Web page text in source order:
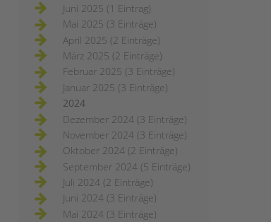
Juni 2025 (1 Eintrag)
Mai 2025 (3 Einträge)
April 2025 (2 Einträge)
März 2025 (2 Einträge)
Februar 2025 (3 Einträge)
Januar 2025 (3 Einträge)
2024
Dezember 2024 (3 Einträge)
November 2024 (3 Einträge)
Oktober 2024 (2 Einträge)
September 2024 (5 Einträge)
Juli 2024 (2 Einträge)
Juni 2024 (3 Einträge)
Mai 2024 (3 Einträge)